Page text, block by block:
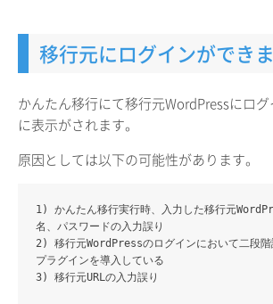
移行元にログインができ
かんたん移行にて移行元WordPressにロ
に表示がされます。
原因としては以下の可能性があります。
1) かんたん移行実行時、入力した移行元
名、パスワードの入力誤り
2) 移行元WordPressのログインにおいて二段階
プラグインを導入している
3) 移行元URLの入力誤り